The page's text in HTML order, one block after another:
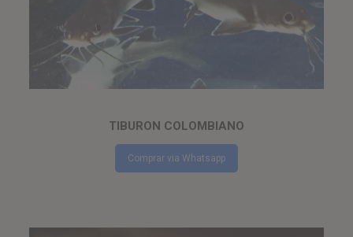
TIBURON COLOMBIANO
Comprar via Whatsapp